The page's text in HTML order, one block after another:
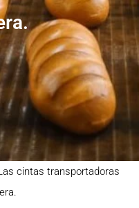
cintas transportadoras